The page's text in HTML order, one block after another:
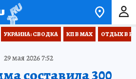
УКРАИНА: СВОДКА КП В МАХ ОТДЫХ В
29 мая 2026 7:52
составила 300